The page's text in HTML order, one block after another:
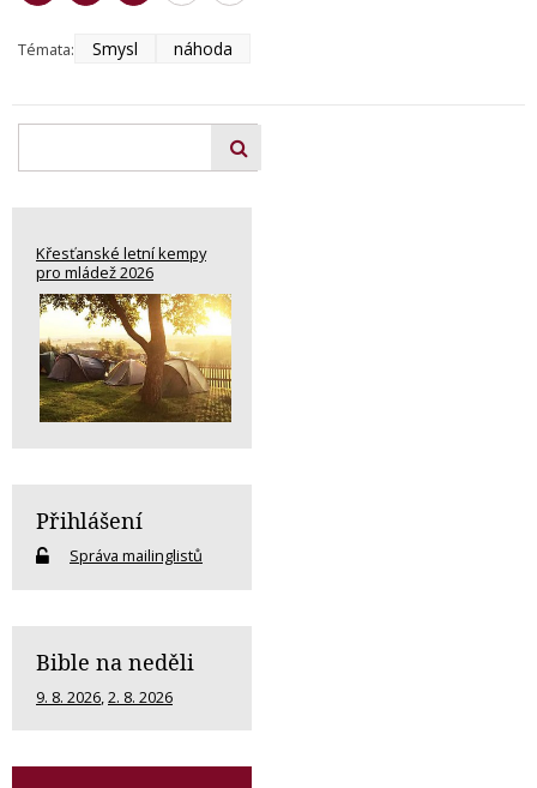
Témata: Smysl náhoda
Křesťanské letní kempy
pro mládež 2026
Přihlášení
Správa mailinglistů
Bible na neděli
9. 8. 2026,2. 8. 2026